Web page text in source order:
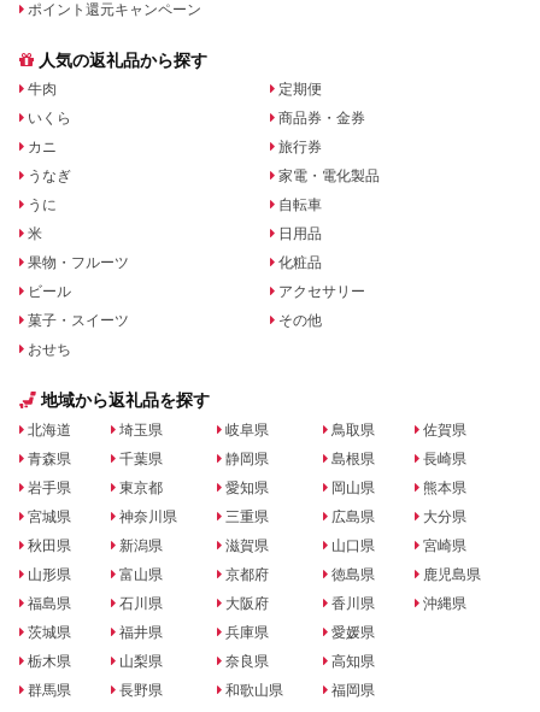
ポイント還元キャンペーン
人気の返礼品から探す
牛肉
いくら
カニ
うなぎ
うに
米
果物・フルーツ
ビール
菓子・スイーツ
おせち
定期便
商品券・金券
旅行券
家電・電化製品
自転車
日用品
化粧品
アクセサリー
その他
地域から返礼品を探す
北海道
青森県
岩手県
宮城県
秋田県
山形県
福島県
茨城県
栃木県
群馬県
埼玉県
千葉県
東京都
神奈川県
新潟県
富山県
石川県
福井県
山梨県
長野県
岐阜県
静岡県
愛知県
三重県
滋賀県
京都府
大阪府
兵庫県
奈良県
和歌山県
鳥取県
島根県
岡山県
広島県
山口県
徳島県
香川県
愛媛県
高知県
福岡県
佐賀県
長崎県
熊本県
大分県
宮崎県
鹿児島県
沖縄県